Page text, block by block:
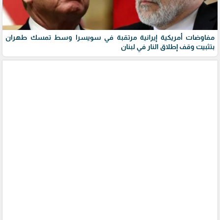
مفاوضات أمريكية إيرانية مرتقبة في سويسرا وسط تمسك طهران
بتثبيت وقف إطلاق النار في لبنان